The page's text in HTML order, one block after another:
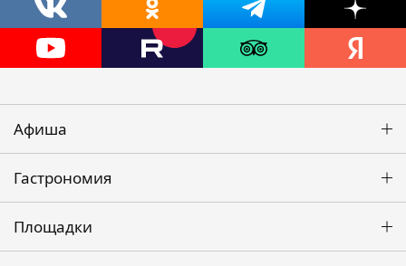
Афиша
Гастрономия
Площадки